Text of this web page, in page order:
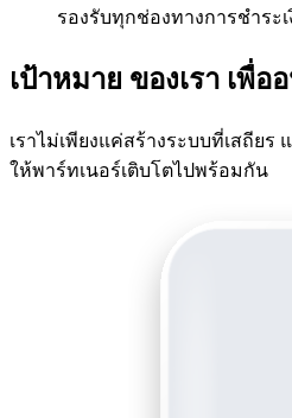
รองรับทุกช่องทางการชำระ
เป้าหมาย ของเรา เพื่อ
เราไม่เพียงแค่สร้างระบบที่เสถียร
ให้พาร์ทเนอร์เติบโตไปพร้อมกัน